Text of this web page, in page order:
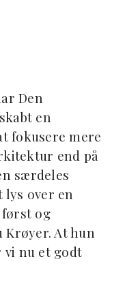
Den
en
fokusere mere
end på
særdeles
lys over en
først og
At hun
vi nu et godt